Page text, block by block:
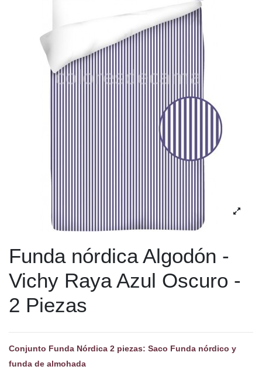
Funda nórdica Algodón -
Vichy Raya Azul Oscuro -
2 Piezas
Conjunto Funda Nórdica 2 piezas: Saco Funda nórdico y
funda de almohada